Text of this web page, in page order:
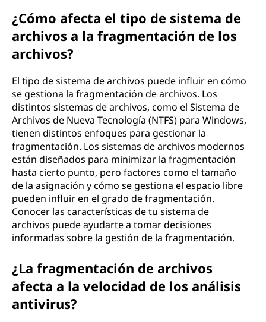
¿Cómo afecta el tipo de sistema de
archivos a la fragmentación de los
archivos?
El tipo de sistema de archivos puede influir en cómo
se gestiona la fragmentación de archivos. Los
distintos sistemas de archivos, como el Sistema de
Archivos de Nueva Tecnología (NTFS) para Windows,
tienen distintos enfoques para gestionar la
fragmentación. Los sistemas de archivos modernos
están diseñados para minimizar la fragmentación
hasta cierto punto, pero factores como el tamaño
de la asignación y cómo se gestiona el espacio libre
pueden influir en el grado de fragmentación.
Conocer las características de tu sistema de
archivos puede ayudarte a tomar decisiones
informadas sobre la gestión de la fragmentación.
¿La fragmentación de archivos
afecta a la velocidad de los análisis
antivirus?